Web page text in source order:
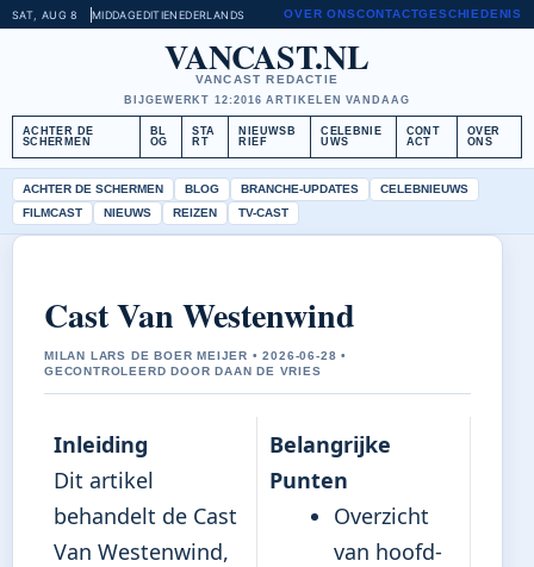
SAT, AUG 8 MIDDAGEDITIENEDERLANDS OVER ONSCONTACTGESCHIEDENIS
VANCAST.NL
VANCAST REDACTIE
BIJGEWERKT 12:2016 ARTIKELEN VANDAAG
ACHTER DE
SCHERMEN
BL
OG
STA
RT
NIEUWSB
RIEF
CELEBNIE
UWS
CONT
ACT
OVER
ONS
ACHTER DE SCHERMEN BLOG BRANCHE-UPDATES
CELEBNIEUWS
FILMCAST
NIEUWS REIZEN TV-CAST
Cast Van Westenwind
MILAN LARS DE BOER MEIJER • 2026-06-28 •
GECONTROLEERD DOOR DAAN DE VRIES
Inleiding
Dit artikel
behandelt de Cast
Van Westenwind,
Belangrijke
Punten
Overzicht
van hoofd-